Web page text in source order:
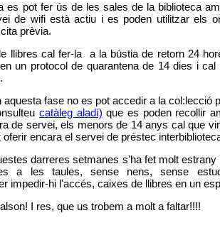
es pot fer ús de les sales de la biblioteca
de wifi està actiu i es poden utilitzar els
prèvia.
llibres cal fer-la a la bústia de retorn 24
un protocol de quarantena de 14 dies i
aquesta fase no es pot accedir a la col:lecció
catàleg aladí) que es poden recollir
de servei, els menors de 14 anys cal que
oferir encara el servei de préstec
darreres setmanes s'ha fet molt
a les taules, sense nens, sense
impedir-hi l'accés, caixes de llibres en un
I res, que us trobem a molt a faltar!!!!